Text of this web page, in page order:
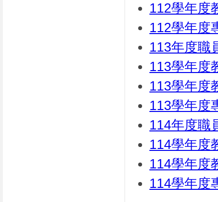
112學年度
112學年度
113年度職
113學年度
113學年度
113學年度
114年度職
114學年度
114學年度
114學年度